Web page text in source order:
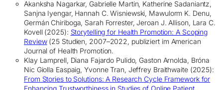
Akanksha Nagarkar, Gabrielle Martin, Katherine Sadaniantz,
Sanjna Iyengar, Hannah C. Wisniewski, Mawulorm K. Denu,
Germán Chiriboga, Sarah Forrester, Jeroan J. Allison, Lara C.
Kovell (2025): Storytelling for Health Promotion: A Scoping
Review(25 Studien, 2007–2022, publiziert im American
Journal of Health Promotion.
Klay Lamprell, Diana Fajardo Pulido, Gaston Arnolda, Bróna
Nic Giolla Easpaig, Yvonne Tran, Jeffrey Braithwaite (2025):
From Stories to Solutions: A Research Cycle Framework for
Enhancing Trustworthiness in Studies of Online Patient